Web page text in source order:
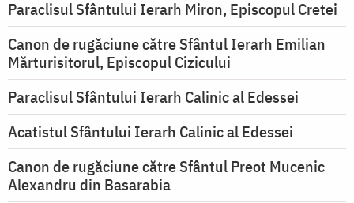
Paraclisul Sfântului Ierarh Miron, Episcopul Cretei
Canon de rugăciune către Sfântul Ierarh Emilian
Mărturisitorul, Episcopul Cizicului
Paraclisul Sfântului Ierarh Calinic al Edessei
Acatistul Sfântului Ierarh Calinic al Edessei
Canon de rugăciune către Sfântul Preot Mucenic
Alexandru din Basarabia